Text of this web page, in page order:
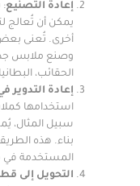
إعادة التصنيع: بعض
يمكن أن تُعالج لتصبح
أخرى. تُعنى بعض
وصنع ملابس جديدة منها
الحقائب، البطانيات، أو
إعادة التدوير في
استخدامها كملابس
سبيل المثال، يُمكن
بناء. هذه الطريقة تساهم
المستخدمة في هذه
التحويل إلى قطع فنية